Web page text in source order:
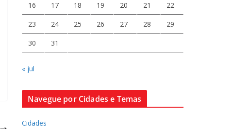
16 17 18 19 20 21 22
23 24 25 26 27 28 29
30 31
« jul
Navegue por Cidades e Temas
Cidades